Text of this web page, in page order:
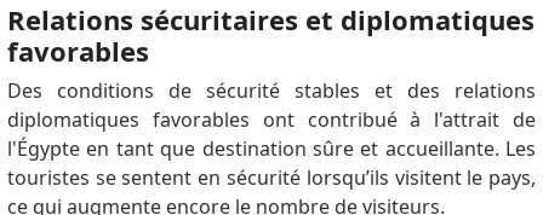
Relations sécuritaires et diplomatiques
favorables
Des conditions de sécurité stables et des relations
diplomatiques favorables ont contribué à l'attrait de
l'Égypte en tant que destination sûre et accueillante. Les
touristes se sentent en sécurité lorsqu’ils visitent le pays,
ce qui augmente encore le nombre de visiteurs.